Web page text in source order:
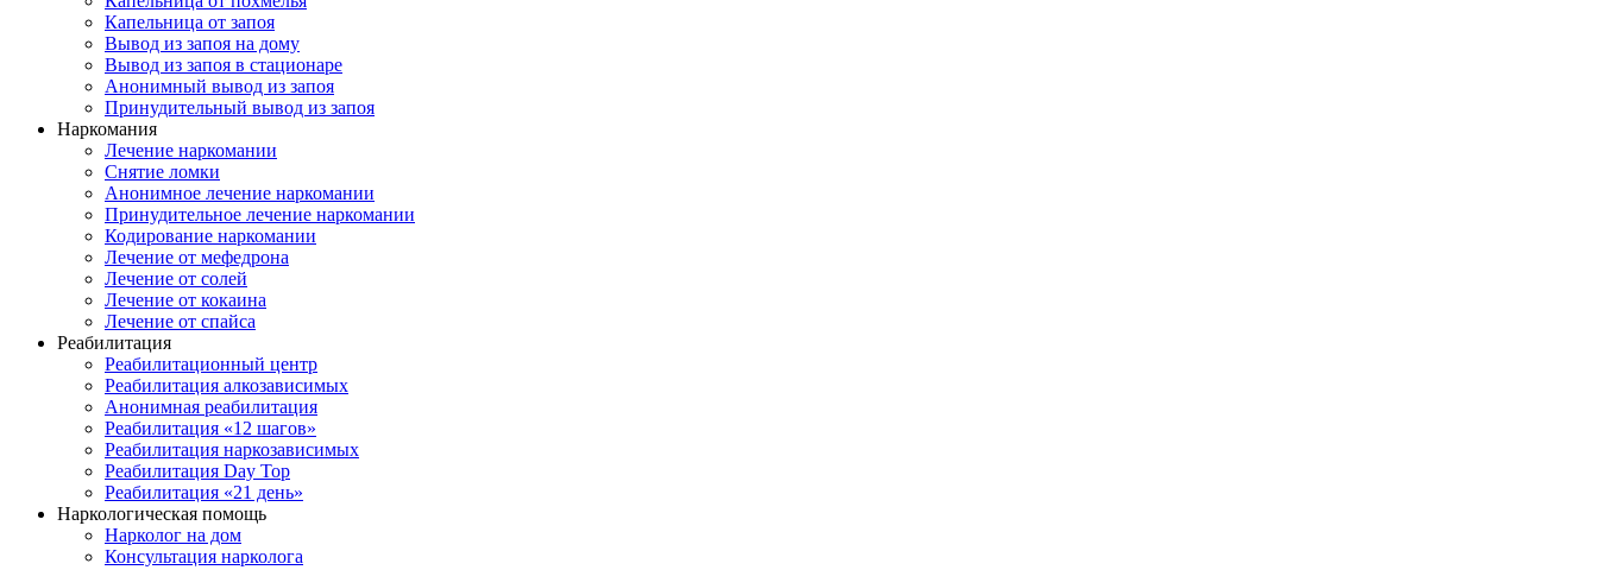
Капельница от запоя
Вывод из запоя на дому
Вывод из запоя в стационаре
Анонимный вывод из запоя
Принудительный вывод из запоя
Наркомания
Лечение наркомании
Снятие ломки
Анонимное лечение наркомании
Принудительное лечение наркомании
Кодирование наркомании
Лечение от мефедрона
Лечение от солей
Лечение от кокаина
Лечение от спайса
Реабилитация
Реабилитационный центр
Реабилитация алкозависимых
Анонимная реабилитация
Реабилитация «12 шагов»
Реабилитация наркозависимых
Реабилитация Day Top
Реабилитация «21 день»
Наркологическая помощь
Нарколог на дом
Консультация нарколога